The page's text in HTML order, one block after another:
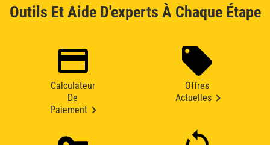
Outils Et Aide D'experts À Chaque Étape
Calculateur
De
Paiement
Offres
Actuelles